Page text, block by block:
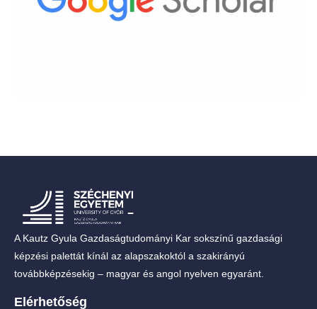
A Kautz Gyula Gazdaságtudományi Kar sokszínű gazdasági
képzési palettát kínál az alapszakoktól a szakirányú
továbbképzésekig – magyar és angol nyelven egyaránt.
Elérhetőség